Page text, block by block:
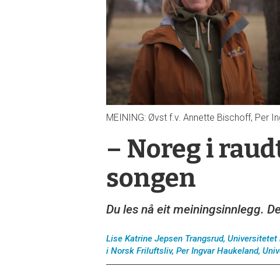
MEINING: Øvst f.v. Annette Bischoff, Per
– Noreg i
songen
Du les nå eit meiningsinnlegg.
Lise Katrine Jepsen Trangsrud,
i Norsk Friluftsliv, Per Ingvar Haukeland,